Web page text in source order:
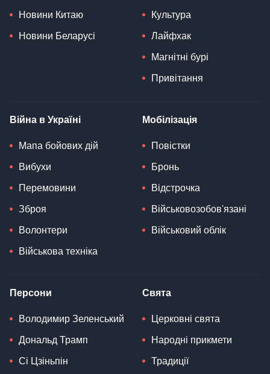
Новини Китаю
Новини Беларусі
Культура
Лайфхак
Магнітні бурі
Привітання
Війна в Україні
Мапа бойових дій
Вибухи
Перемовини
Зброя
Волонтери
Військова техніка
Мобілізація
Повістки
Бронь
Відстрочка
Військовозобов'язані
Військовий облік
Персони
Володимир Зеленський
Дональд Трамп
Сі Цзіньпін
Свята
Церковні свята
Народні прикмети
Традиції